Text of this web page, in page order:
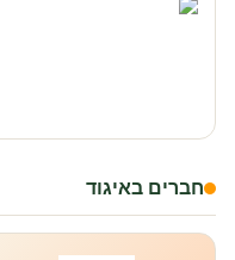
חברים באיגוד